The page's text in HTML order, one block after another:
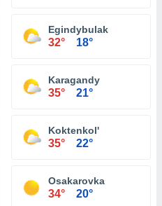
Egindybulak
32° 18°
Karagandy
35° 21°
Koktenkol'
35° 22°
Osakarovka
34° 20°